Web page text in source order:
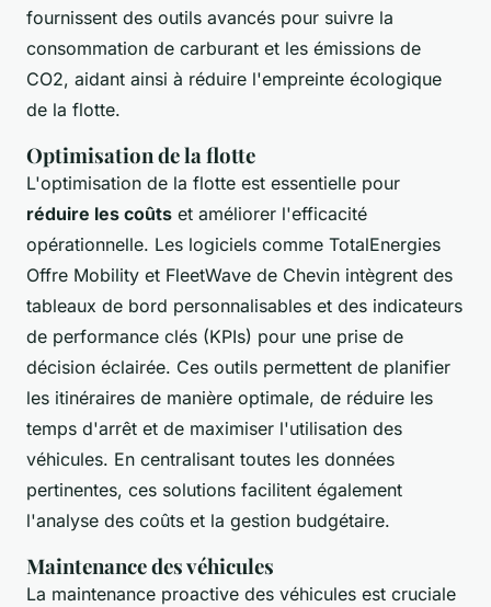
fournissent des outils avancés pour suivre la
consommation de carburant et les émissions de
CO2, aidant ainsi à réduire l'empreinte écologique
de la flotte.
Optimisation de la flotte
L'optimisation de la flotte est essentielle pour
réduire les coûts et améliorer l'efficacité
opérationnelle. Les logiciels comme TotalEnergies
Offre Mobility et FleetWave de Chevin intègrent des
tableaux de bord personnalisables et des indicateurs
de performance clés (KPIs) pour une prise de
décision éclairée. Ces outils permettent de planifier
les itinéraires de manière optimale, de réduire les
temps d'arrêt et de maximiser l'utilisation des
véhicules. En centralisant toutes les données
pertinentes, ces solutions facilitent également
l'analyse des coûts et la gestion budgétaire.
Maintenance des véhicules
La maintenance proactive des véhicules est cruciale